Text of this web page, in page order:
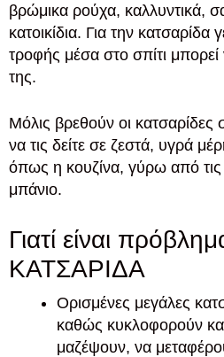
βρώμικα ρούχα, καλλυντικά,
κατοικίδια. Για την κατσαρίδα
τροφής μέσα στο σπίτι μπορεί
της.
Μόλις βρεθούν οι κατσαρίδες
να τις δείτε σε ζεστά, υγρά
όπως η κουζίνα, γύρω από τις
μπάνιο.
Γιατί είναι
ΚΑΤΣΑΡΙΔΑ
Ορισμένες μεγάλες
καθώς κυκλοφορούν
μαζέψουν, να